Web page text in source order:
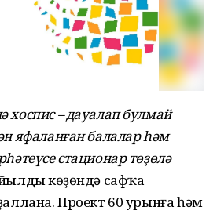
– дауалап булмай
яфаланған балалар һәм
стационар төҙөлә
көҙөндә сафҡа
Проект 60 урынға һәм